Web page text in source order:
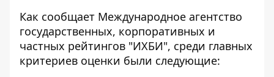
Как сообщает Международное агентство
государственных, корпоративных и
частных рейтингов "ИХБИ", среди главных
критериев оценки были следующие: